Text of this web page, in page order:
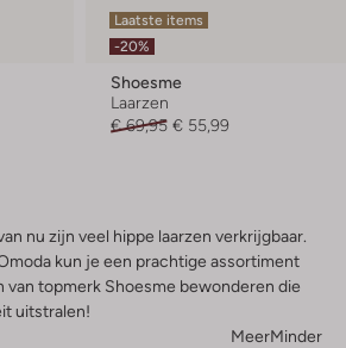
Laatste items
-20%
Shoesme
Laarzen
€ 69,95 € 55,99
nu zijn veel hippe laarzen verkrijgbaar.
kun je een prachtige assortiment
van topmerk Shoesme bewonderen die
uitstralen!
MeerMinder